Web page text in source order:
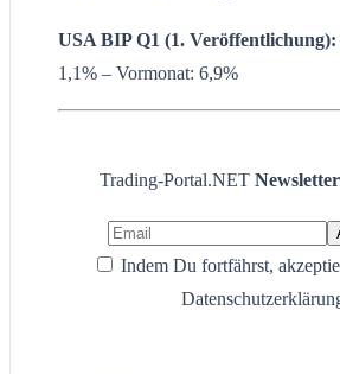
USA BIP Q1 (1. Veröffentlichung):
1,1% – Vormonat: 6,9%
Trading-Portal.NET Newsletter
Indem Du fortfährst,